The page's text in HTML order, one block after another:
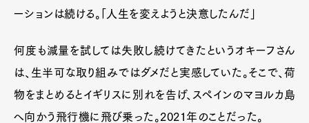
ーションは続ける。「人生を変えようと決意したんだ」
何度も減量を試しては失敗し続けてきたというオキーフさん
は、生半可な取り組みではダメだと実感していた。そこで、荷
物をまとめるとイギリスに別れを告げ、スペインのマヨルカ島
へ向かう飛行機に飛び乗った。2021年のことだった。